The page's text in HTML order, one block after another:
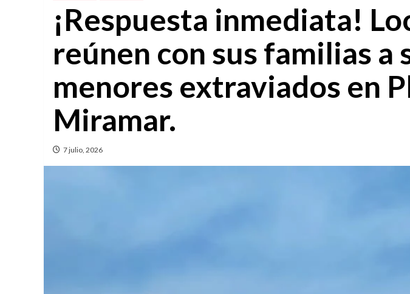
¡Respuesta inmediata!
reúnen con sus familias a
menores extraviados en
Miramar.
7 julio, 2026